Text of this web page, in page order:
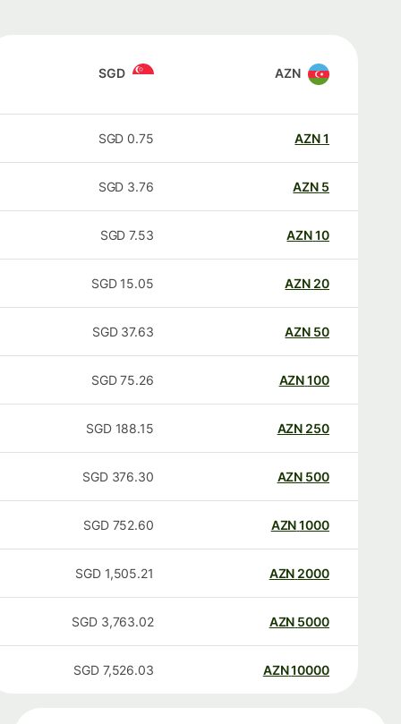
AZN
SGD
AZN
0.75
SGD
AZN
3.76
SGD
AZN
7.53
SGD
20
AZN
15.05
SGD
50
AZN
37.63
SGD
100
AZN
75.26
SGD
250
AZN
188.15
SGD
500
AZN
376.30
SGD
1000
AZN
752.60
SGD
2000
AZN
1,505.21
SGD
5000
AZN
3,763.02
SGD
10000
AZN
7,526.03
SGD